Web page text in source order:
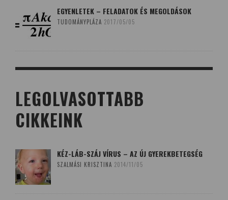
EGYENLETEK – FELADATOK ÉS MEGOLDÁSOK
TUDOMÁNYPLÁZA 2017/05/05
LEGOLVASOTTABB
CIKKEINK
KÉZ-LÁB-SZÁJ VÍRUS – AZ ÚJ GYEREKBETEGSÉG
SZALMÁSI KRISZTINA 2014/11/05